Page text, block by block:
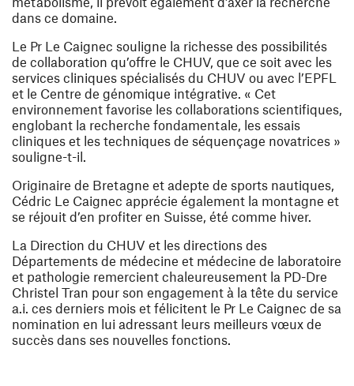
dans ce domaine.
Le Pr Le Caignec souligne la richesse des possibilités
de collaboration qu’offre le CHUV, que ce soit avec les
services cliniques spécialisés du CHUV ou avec l’EPFL
et le Centre de génomique intégrative. « Cet
environnement favorise les collaborations scientifiques,
englobant la recherche fondamentale, les essais
cliniques et les techniques de séquençage novatrices »
souligne-t-il.
Originaire de Bretagne et adepte de sports nautiques,
Cédric Le Caignec apprécie également la montagne et
se réjouit d’en profiter en Suisse, été comme hiver.
La Direction du CHUV et les directions des
Départements de médecine et médecine de laboratoire
et pathologie remercient chaleureusement la PD-Dre
Christel Tran pour son engagement à la tête du service
a.i. ces derniers mois et félicitent le Pr Le Caignec de sa
nomination en lui adressant leurs meilleurs vœux de
succès dans ses nouvelles fonctions.